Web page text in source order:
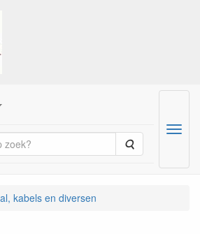
Zoeken
Menu
kabels en diversen